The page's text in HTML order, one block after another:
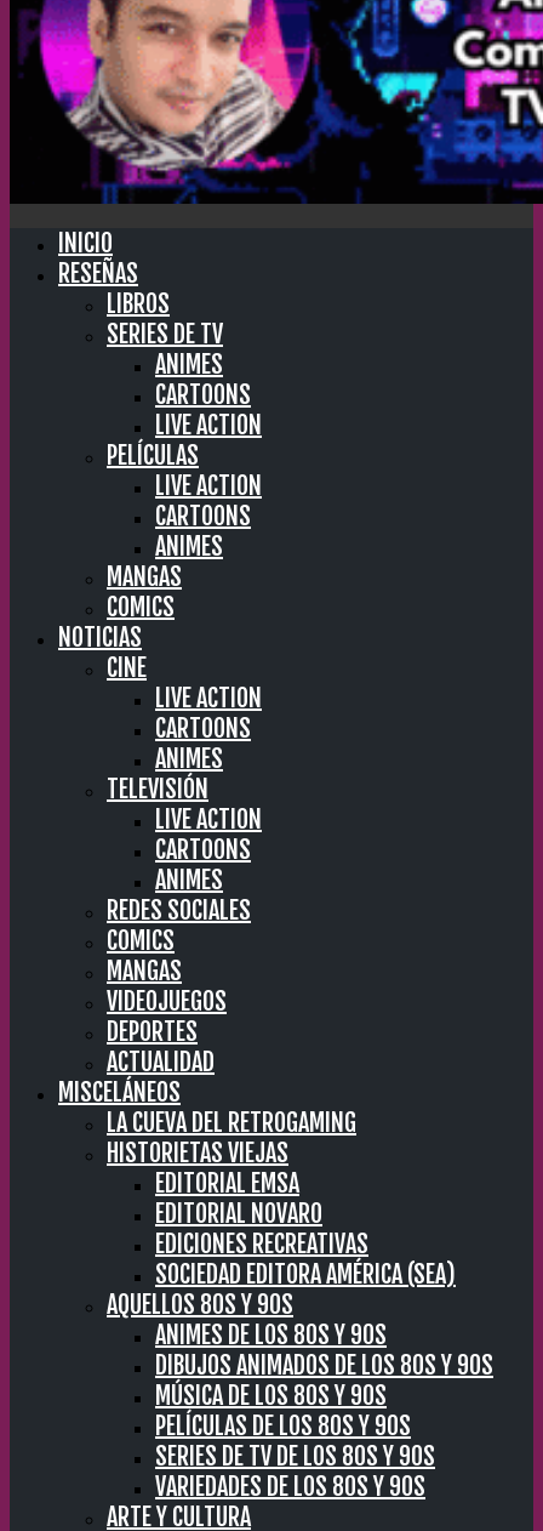
INICIO
RESEÑAS
LIBROS
SERIES DE TV
ANIMES
CARTOONS
LIVE ACTION
PELÍCULAS
LIVE ACTION
CARTOONS
ANIMES
MANGAS
COMICS
NOTICIAS
CINE
LIVE ACTION
CARTOONS
ANIMES
TELEVISIÓN
LIVE ACTION
CARTOONS
ANIMES
REDES SOCIALES
COMICS
MANGAS
VIDEOJUEGOS
DEPORTES
ACTUALIDAD
MISCELÁNEOS
LA CUEVA DEL RETROGAMING
HISTORIETAS VIEJAS
EDITORIAL EMSA
EDITORIAL NOVARO
EDICIONES RECREATIVAS
SOCIEDAD EDITORA AMÉRICA (SEA)
AQUELLOS 80S Y 90S
ANIMES DE LOS 80S Y 90S
DIBUJOS ANIMADOS DE LOS 80S Y 90S
MÚSICA DE LOS 80S Y 90S
PELÍCULAS DE LOS 80S Y 90S
SERIES DE TV DE LOS 80S Y 90S
VARIEDADES DE LOS 80S Y 90S
ARTE Y CULTURA